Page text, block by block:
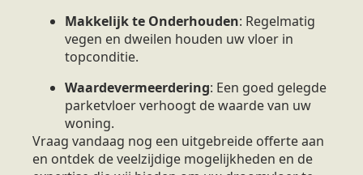
Makkelijk te Onderhouden: Regelmatig
vegen en dweilen houden uw vloer in
topconditie.
Waardevermeerdering: Een goed gelegde
parketvloer verhoogt de waarde van uw
woning.
Vraag vandaag nog een uitgebreide offerte aan
en ontdek de veelzijdige mogelijkheden en de